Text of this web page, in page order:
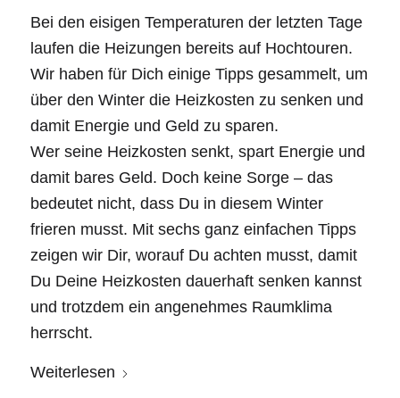
Bei den eisigen Temperaturen der letzten Tage
laufen die Heizungen bereits auf Hochtouren.
Wir haben für Dich einige Tipps gesammelt, um
über den Winter die Heizkosten zu senken und
damit Energie und Geld zu sparen.
Wer seine Heizkosten senkt, spart Energie und
damit bares Geld. Doch keine Sorge – das
bedeutet nicht, dass Du in diesem Winter
frieren musst. Mit sechs ganz einfachen Tipps
zeigen wir Dir, worauf Du achten musst, damit
Du Deine Heizkosten dauerhaft senken kannst
und trotzdem ein angenehmes Raumklima
herrscht.
Weiterlesen